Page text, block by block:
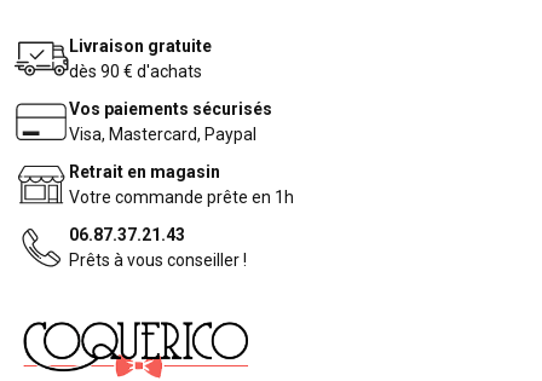
Livraison gratuite
dès 90 € d'achats
Vos paiements sécurisés
Visa, Mastercard, Paypal
Retrait en magasin
Votre commande prête en 1h
06.87.37.21.43
Prêts à vous conseiller !